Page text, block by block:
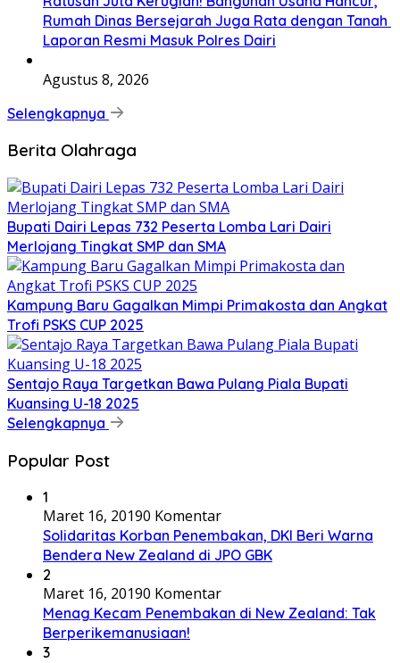
Rumah Dinas Bersejarah Juga Rata dengan Tanah
Laporan Resmi Masuk Polres Dairi
Agustus 8, 2026
Selengkapnya
Berita Olahraga
Bupati Dairi Lepas 732 Peserta Lomba Lari Dairi
Merlojang Tingkat SMP dan SMA
Kampung Baru Gagalkan Mimpi Primakosta dan Angkat
Trofi PSKS CUP 2025
Sentajo Raya Targetkan Bawa Pulang Piala Bupati
Kuansing U-18 2025
Selengkapnya
Popular Post
1
Maret 16, 20190 Komentar
Solidaritas Korban Penembakan, DKI Beri Warna
Bendera New Zealand di JPO GBK
2
Maret 16, 20190 Komentar
Menag Kecam Penembakan di New Zealand: Tak
Berperikemanusiaan!
3